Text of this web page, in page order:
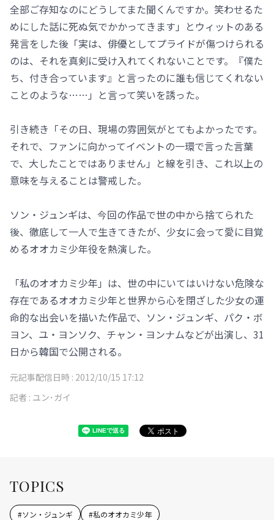
全部ご存知なのにどうしてまた聞くんですか。笑わせるた
めにした話に死ぬ気でかかってきます」とウィットのある
発言をした後「実は、俳優としてプライドが傷つけられる
のは、それを真剣に受け入れてくれないことです。『僕た
ち、付き合っています』と言ったのに誰も信じてくれない
ことのような……」と言って笑いを誘った。
引き続き「その日、現場の雰囲気がとてもよかったです。
それで、ファンに向かってイベントの一環で言った言葉
で、大したことではありません」と線を引き、これ以上の
意味を与えることは警戒した。
ソン・ジュンギは、今回の作品で世の中から捨てられた
後、徹底して一人で生きてきたが、少女に会って愛に目覚
めるオオカミ少年役を熱演した。
「私のオオカミ少年」は、世の中にいてはいけない危険な
存在であるオオカミ少年と世界から心を閉ざした少女の運
命的な出会いを描いた作品で、ソン・ジュンギ、パク・ボ
ヨン、ユ・ヨンソク、チャン・ヨンナムなどが出演し、31
日から韓国で公開される。
元記事配信日時 : 2012/10/15 17:12
記者 : ユン･ガイ
TOPICS
#ソン・ジュンギ #私のオオカミ少年